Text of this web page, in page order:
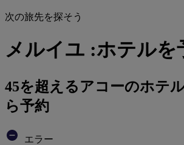
次の旅先を探そう
メルイユ :ホテルを
45を超えるアコーのホテ
ら予約
エラー